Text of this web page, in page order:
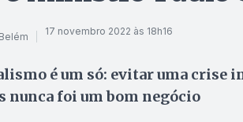
17 novembro 2022 às 18h16
é um só: evitar uma
nunca foi um bom negócio